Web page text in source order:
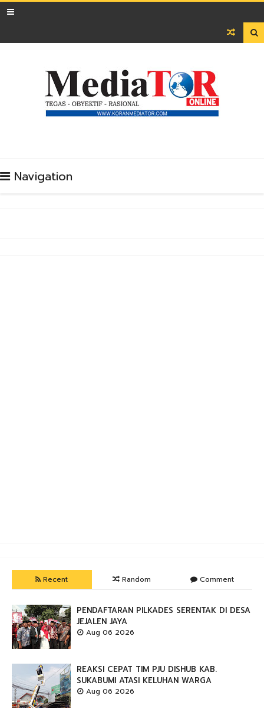

Navigation
Recent Random Comment
PENDAFTARAN PILKADES SERENTAK DI DESA
JEJALEN JAYA
Aug 06 2026
REAKSI CEPAT TIM PJU DISHUB KAB.
SUKABUMI ATASI KELUHAN WARGA
Aug 06 2026